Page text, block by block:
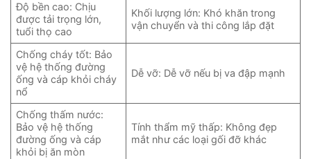
Độ bền cao: Chịu
được tải trọng lớn,
tuổi thọ cao
Khối lượng lớn: Khó khăn trong
vận chuyển và thi công lắp đặt
Chống cháy tốt: Bảo
vệ hệ thống đường
ống và cáp khỏi cháy
nổ
Dễ vỡ: Dễ vỡ nếu bị va đập mạnh
Chống thấm nước:
Bảo vệ hệ thống
đường ống và cáp
khỏi bị ăn mòn
Tính thẩm mỹ thấp: Không đẹp
mắt như các loại gối đỡ khác